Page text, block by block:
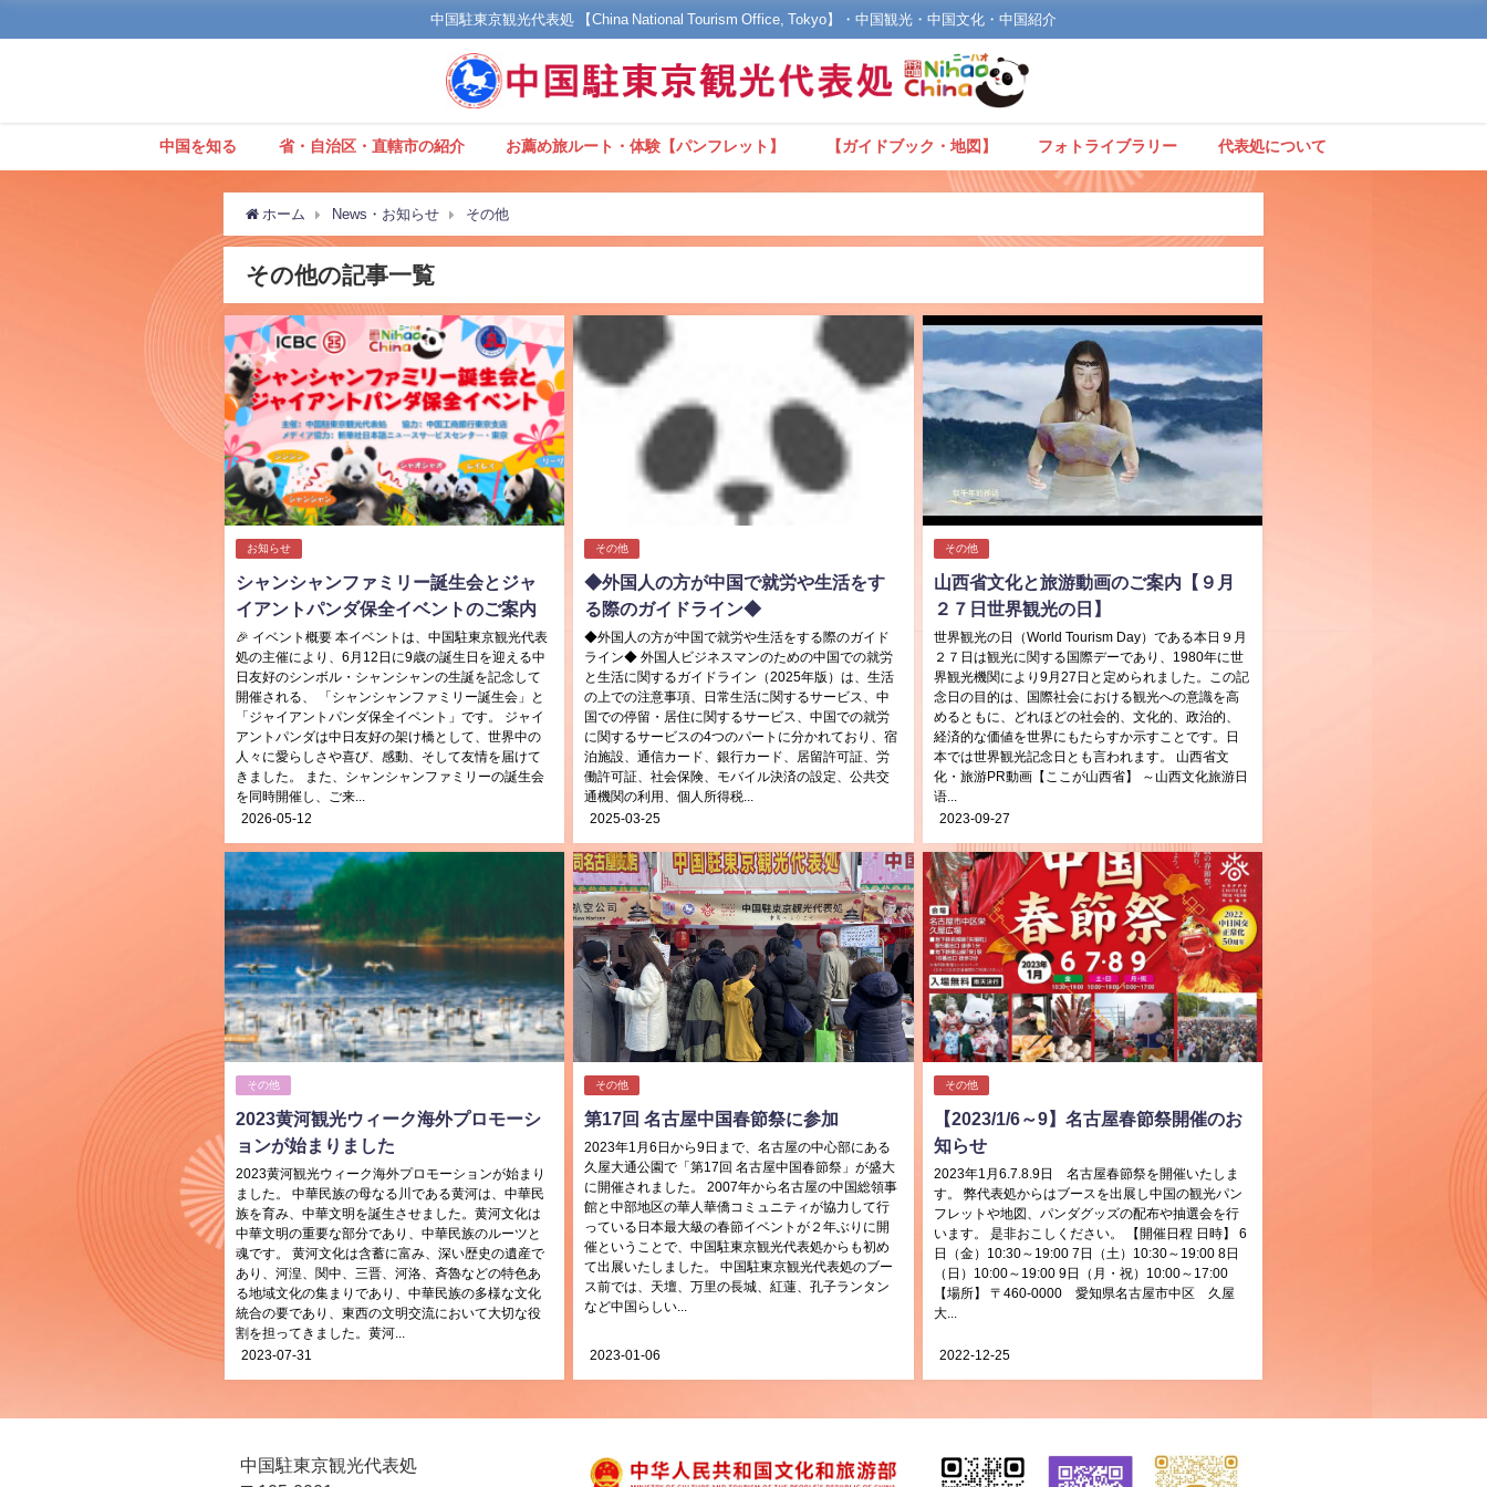
中国駐東京観光代表処 【China National Tourism Office, Tokyo】・中国観光・中国文化・中国紹介
中国を知る 省・自治区・直轄市の紹介 お薦め旅ルート・体験【パンフレット】 【ガイドブック・地図】 フォトライブラリー 代表処について
ホーム News・お知らせ その他
その他の記事一覧
お知らせ
シャンシャンファミリー誕生会とジャ
イアントパンダ保全イベントのご案内
🎉 イベント概要 本イベントは、中国駐東京観光代表
処の主催により、6月12日に9歳の誕生日を迎える中
日友好のシンボル・シャンシャンの生誕を記念して
開催される、 「シャンシャンファミリー誕生会」と
「ジャイアントパンダ保全イベント」です。 ジャイ
アントパンダは中日友好の架け橋として、世界中の
人々に愛らしさや喜び、感動、そして友情を届けて
きました。 また、シャンシャンファミリーの誕生会
を同時開催し、ご来...
2026-05-12
その他
◆外国人の方が中国で就労や生活をす
る際のガイドライン◆
◆外国人の方が中国で就労や生活をする際のガイド
ライン◆ 外国人ビジネスマンのための中国での就労
と生活に関するガイドライン（2025年版）は、生活
の上での注意事項、日常生活に関するサービス、中
国での停留・居住に関するサービス、中国での就労
に関するサービスの4つのパートに分かれており、宿
泊施設、通信カード、銀行カード、居留許可証、労
働許可証、社会保険、モバイル決済の設定、公共交
通機関の利用、個人所得税...
2025-03-25
その他
山西省文化と旅游動画のご案内【９月
２７日世界観光の日】
世界観光の日（World Tourism Day）である本日９月
２７日は観光に関する国際デーであり、1980年に世
界観光機関により9月27日と定められました。この記
念日の目的は、国際社会における観光への意識を高
めるともに、どれほどの社会的、文化的、政治的、
経済的な価値を世界にもたらすか示すことです。日
本では世界観光記念日とも言われます。 山西省文
化・旅游PR動画【ここが山西省】 ～山西文化旅游日
语...
2023-09-27
その他
2023黄河観光ウィーク海外プロモーシ
ョンが始まりました
2023黄河観光ウィーク海外プロモーションが始まり
ました。 中華民族の母なる川である黄河は、中華民
族を育み、中華文明を誕生させました。黄河文化は
中華文明の重要な部分であり、中華民族のルーツと
魂です。 黄河文化は含蓄に富み、深い歴史の遺産で
あり、河湟、関中、三晋、河洛、斉魯などの特色あ
る地域文化の集まりであり、中華民族の多様な文化
統合の要であり、東西の文明交流において大切な役
割を担ってきました。黄河...
2023-07-31
その他
第17回 名古屋中国春節祭に参加
2023年1月6日から9日まで、名古屋の中心部にある
久屋大通公園で「第17回 名古屋中国春節祭」が盛大
に開催されました。 2007年から名古屋の中国総領事
館と中部地区の華人華僑コミュニティが協力して行
っている日本最大級の春節イベントが２年ぶりに開
催ということで、中国駐東京観光代表処からも初め
て出展いたしました。 中国駐東京観光代表処のブー
ス前では、天壇、万里の長城、紅蓮、孔子ランタン
など中国らしい...
2023-01-06
その他
【2023/1/6～9】名古屋春節祭開催のお
知らせ
2023年1月6.7.8.9日 名古屋春節祭を開催いたしま
す。 弊代表処からはブースを出展し中国の観光パン
フレットや地図、パンダグッズの配布や抽選会を行
います。 是非おこしください。 【開催日程 日時】 6
日（金）10:30～19:00 7日（土）10:30～19:00 8日
（日）10:00～19:00 9日（月・祝）10:00～17:00
【場所】 〒460-0000 愛知県名古屋市中区 久屋
大...
2022-12-25
中国駐東京観光代表処